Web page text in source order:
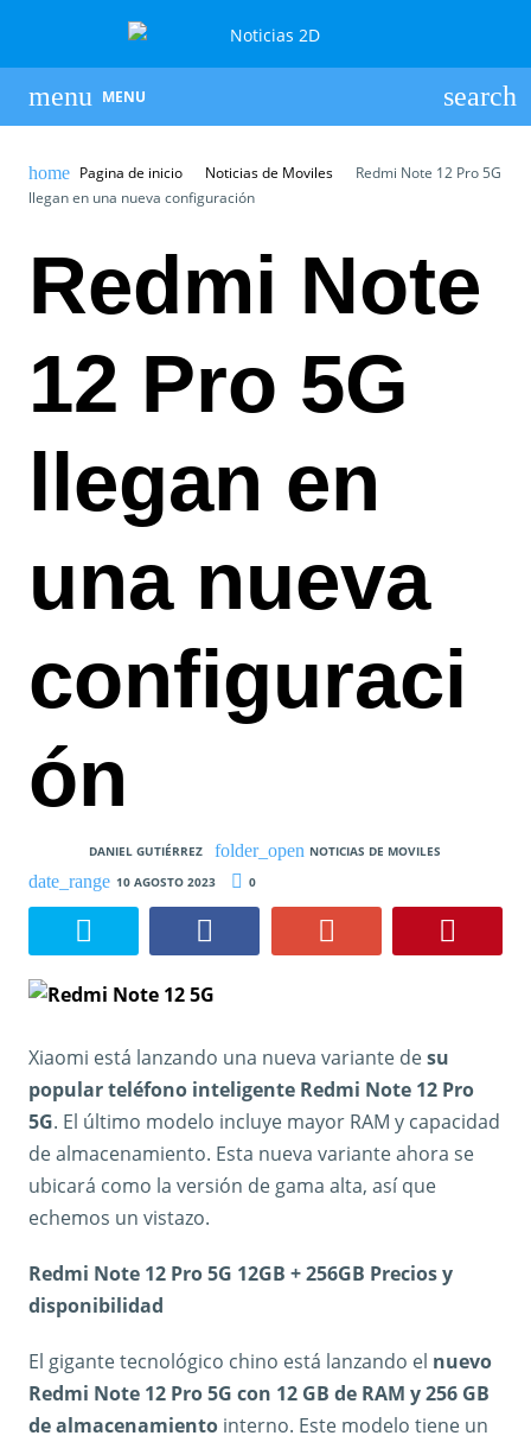
MENU
Pagina de inicio Noticias de Moviles
Redmi Note 12 Pro 5G
llegan en una nueva configuración
Redmi Note
12 Pro 5G
llegan en
una nueva
configuraci
ón
DANIEL GUTIÉRREZ
NOTICIAS DE MOVILES
10 AGOSTO 2023
0
Xiaomi está lanzando una nueva variante desu
popular teléfono inteligente Redmi Note 12 Pro
5G. El último modelo incluye mayor RAM y capacidad
de almacenamiento. Esta nueva variante ahora se
ubicará como la versión de gama alta, así que
echemos un vistazo.
Redmi Note 12 Pro 5G 12GB + 256GB Precios y
disponibilidad
El gigante tecnológico chino está lanzando el nuevo
Redmi Note 12 Pro 5G con 12 GB de RAM y 256 GB
de almacenamiento interno. Este modelo tiene un